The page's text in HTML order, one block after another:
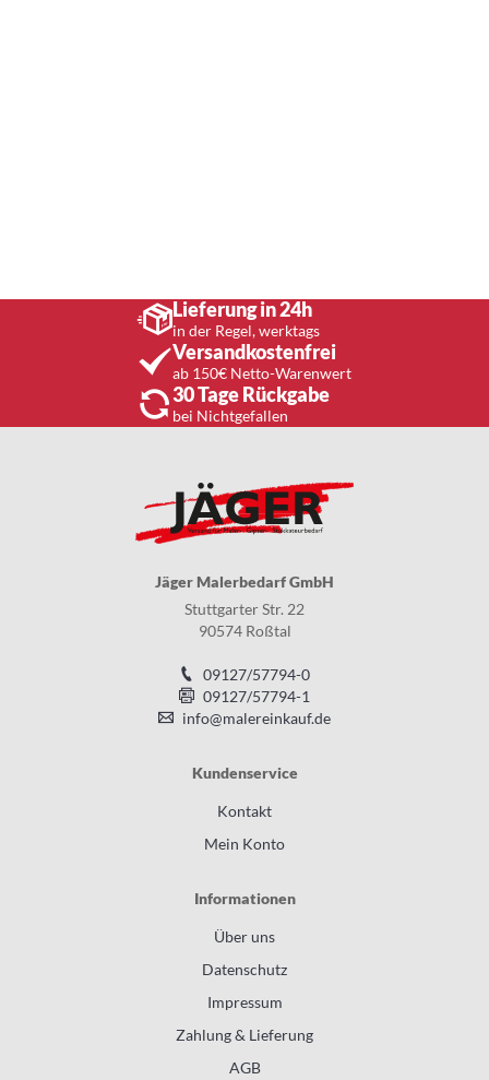
Lieferung in 24h
in der Regel, werktags
Versandkostenfrei
ab 150€ Netto-Warenwert
30 Tage Rückgabe
bei Nichtgefallen
Jäger Malerbedarf GmbH
Stuttgarter Str. 22
90574 Roßtal
09127/57794-0
09127/57794-1
info@malereinkauf.de
Kundenservice
Kontakt
Mein Konto
Informationen
Über uns
Datenschutz
Impressum
Zahlung & Lieferung
AGB